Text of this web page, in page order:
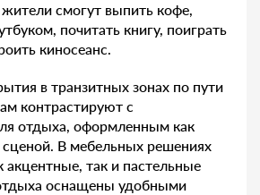
смогут выпить кофе,
почитать книгу, поиграть
киносеанс.
в транзитных зонах по пути
контрастируют с
отдыха, оформленным как
сценой. В мебельных решениях
акцентные, так и пастельные
оснащены удобными